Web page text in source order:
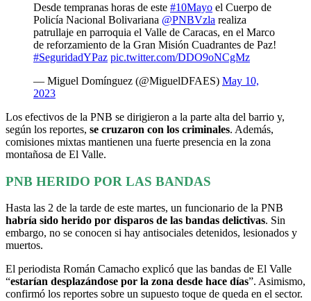
Desde tempranas horas de este #10Mayo el Cuerpo de
Policía Nacional Bolivariana @PNBVzla realiza
patrullaje en parroquia el Valle de Caracas, en el Marco
de reforzamiento de la Gran Misión Cuadrantes de Paz!
#SeguridadYPaz pic.twitter.com/DDO9oNCgMz
— Miguel Domínguez (@MiguelDFAES) May 10,
2023
Los efectivos de la PNB se dirigieron a la parte alta del barrio y,
según los reportes, se cruzaron con los criminales. Además,
comisiones mixtas mantienen una fuerte presencia en la zona
montañosa de El Valle.
PNB HERIDO POR LAS BANDAS
Hasta las 2 de la tarde de este martes, un funcionario de la PNB
habría sido herido por disparos de las bandas delictivas. Sin
embargo, no se conocen si hay antisociales detenidos, lesionados y
muertos.
El periodista Román Camacho explicó que las bandas de El Valle
“estarían desplazándose por la zona desde hace días”. Asimismo,
confirmó los reportes sobre un supuesto toque de queda en el sector.